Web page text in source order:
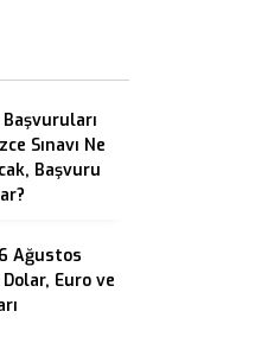
Sınavı Ne
Başvuru
Ağustos
Euro ve